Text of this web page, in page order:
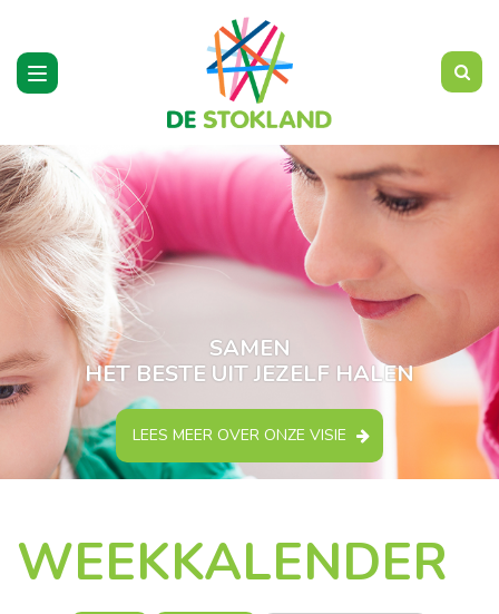
Toggle
navigation
SAMEN
HET BESTE UIT JEZELF HALEN
LEES MEER OVER ONZE VISIE
WEEKKALENDER